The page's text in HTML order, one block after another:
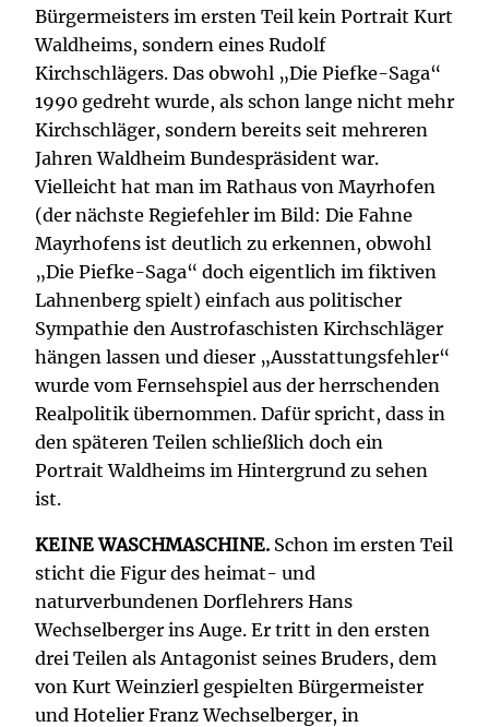
Bürgermeisters im ersten Teil kein Portrait Kurt
Waldheims, sondern eines Rudolf
Kirchschlägers. Das obwohl „Die Piefke-Saga“
1990 gedreht wurde, als schon lange nicht mehr
Kirchschläger, sondern bereits seit mehreren
Jahren Waldheim Bundespräsident war.
Vielleicht hat man im Rathaus von Mayrhofen
(der nächste Regiefehler im Bild: Die Fahne
Mayrhofens ist deutlich zu erkennen, obwohl
„Die Piefke-Saga“ doch eigentlich im fiktiven
Lahnenberg spielt) einfach aus politischer
Sympathie den Austrofaschisten Kirchschläger
hängen lassen und dieser „Ausstattungsfehler“
wurde vom Fernsehspiel aus der herrschenden
Realpolitik übernommen. Dafür spricht, dass in
den späteren Teilen schließlich doch ein
Portrait Waldheims im Hintergrund zu sehen
ist.
KEINE WASCHMASCHINE. Schon im ersten Teil
sticht die Figur des heimat- und
naturverbundenen Dorflehrers Hans
Wechselberger ins Auge. Er tritt in den ersten
drei Teilen als Antagonist seines Bruders, dem
von Kurt Weinzierl gespielten Bürgermeister
und Hotelier Franz Wechselberger, in